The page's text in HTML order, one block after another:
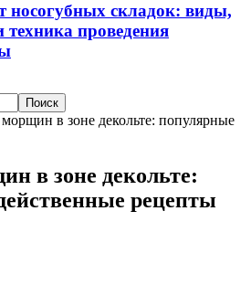
носогубных складок: виды,
техника проведения
в зоне декольте: популярные
в зоне декольте:
рецепты